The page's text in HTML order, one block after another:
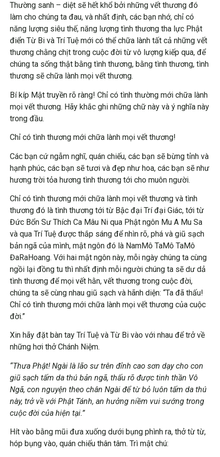
Thường sanh – diệt sẽ hết khổ bởi những vết thương đó
làm cho chúng ta đau, và nhất định, các bạn nhớ, chỉ có
năng lượng siêu thế, năng lượng tình thương tha lực Phật
điển Từ Bi và Trí Tuệ mới có thể chữa lành tất cả những vết
thương chằng chịt trong cuộc đời từ vô lượng kiếp qua, để
chúng ta sống thật bằng tình thương, bằng tình thương, tình
thương sẽ chữa lành mọi vết thương.
Bí kíp Mật truyền rõ ràng! Chỉ có tình thường mới chữa lành
mọi vết thương. Hãy khắc ghi những chữ này và ý nghĩa này
trong đầu.
Chỉ có tình thương mới chữa lành mọi vết thương!
Các bạn cứ ngẫm nghĩ, quán chiếu, các bạn sẽ bừng tỉnh và
hạnh phúc, các bạn sẽ tươi và đẹp như hoa, các bạn sẽ như
hương trời tỏa hương tình thương tới cho muôn người.
Chỉ có tình thương mới chữa lành mọi vết thương và tình
thương đó là tình thương tới từ Bậc đại Trí đại Giác, tới từ
Đức Bổn Sư Thích Ca Mâu Ni qua Phật ngôn Mu A Mu Sa
và qua Trí Tuệ được thắp sáng để nhìn rõ, phá và giũ sạch
bản ngã của mình, mật ngôn đó là NamMô TaMô TaMô
ĐaRaHoang. Với hai mật ngôn này, mỗi ngày chúng ta cùng
ngồi lại đồng tu thì nhất định mỗi người chúng ta sẽ dư dả
tình thương để mọi vết hằn, vết thương trong cuộc đời,
chúng ta sẽ cùng nhau giũ sạch và hãnh diện: “Ta đã thấu!
Chỉ có tình thương mới chữa lành mọi vết thương của cuộc
đời.”
Xin hãy đặt bàn tay Trí Tuệ và Từ Bi vào với nhau để trở về
những hơi thở Chánh Niệm.
“Thưa Phật! Ngài là lão sư trên đỉnh cao sơn dạy cho con
giũ sạch tấm da thú bản ngã, thấu rõ được tinh thần Vô
Ngã, con nguyện theo chân Ngài để từ bỏ luôn tấm da thú
này, trở về với Phật Tánh, an hưởng niềm vui sướng trong
cuộc đời của hiện tại.”
Hít vào bằng mũi đưa xuống dưới bụng phình ra, thở từ từ,
hóp bụng vào, quán chiếu thân tâm. Trì mật chú: